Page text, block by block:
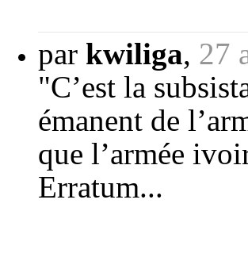
par kwiliga, 27
"C’est la
émanent de
que l’armée
Erratum...